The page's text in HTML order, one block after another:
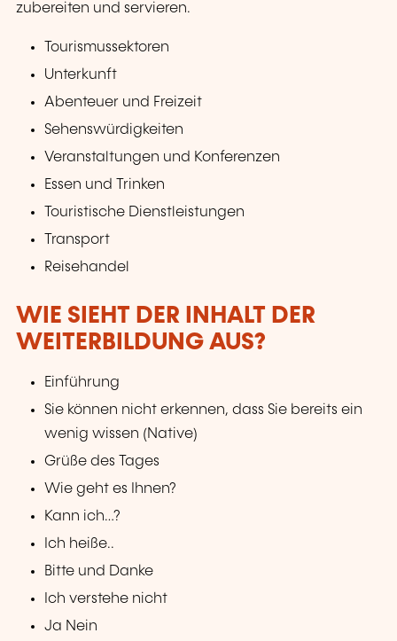
zubereiten und servieren.
Tourismussektoren
Unterkunft
Abenteuer und Freizeit
Sehenswürdigkeiten
Veranstaltungen und Konferenzen
Essen und Trinken
Touristische Dienstleistungen
Transport
Reisehandel
WIE SIEHT DER INHALT DER
WEITERBILDUNG AUS?
Einführung
Sie können nicht erkennen, dass Sie bereits ein
wenig wissen (Native)
Grüße des Tages
Wie geht es Ihnen?
Kann ich…?
Ich heiße..
Bitte und Danke
Ich verstehe nicht
Ja Nein